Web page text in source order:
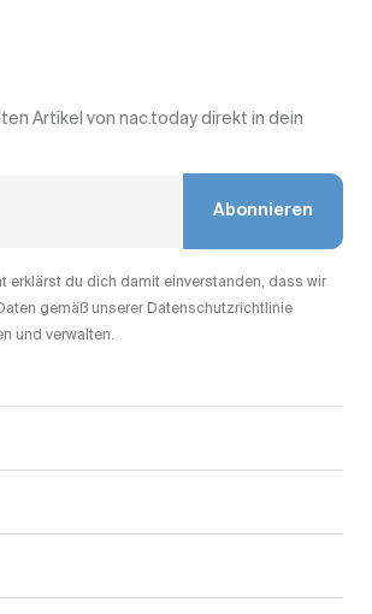
Artikel von nac.today direkt in dein
Abonnieren
erklärst du dich damit einverstanden, dass wir
gemäß unserer Datenschutzrichtlinie
und verwalten.